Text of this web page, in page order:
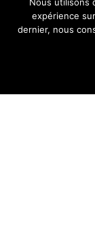
83400 HYERES
expérience
dernier, nous